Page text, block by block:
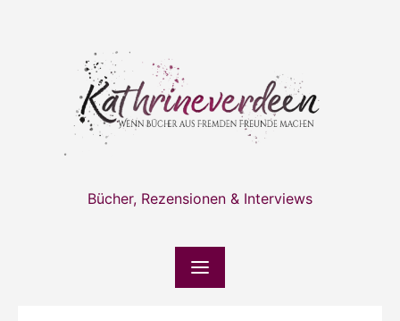
Bücher, Rezensionen & Interviews